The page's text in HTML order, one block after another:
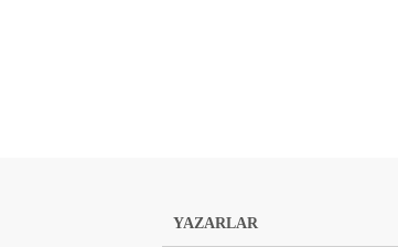
YAZARLAR